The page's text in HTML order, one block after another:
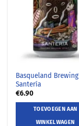
Basqueland Brewing
Santería
€6.90
TOEVOEGEN AAN
WINKELWAGEN